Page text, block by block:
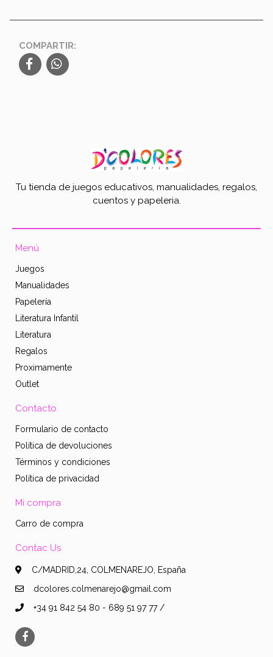
COMPARTIR:
Tu tienda de juegos educativos, manualidades, regalos,
cuentos y papeleria.
Menú
Juegos
Manualidades
Papelería
Literatura Infantil
Literatura
Regalos
Proximamente
Outlet
Contacto
Formulario de contacto
Política de devoluciones
Términos y condiciones
Política de privacidad
Mi compra
Carro de compra
Contac Us
C/MADRID,24, COLMENAREJO, España
dcolores.colmenarejo@gmail.com
+34 91 842 54 80 - 689 51 97 77 /